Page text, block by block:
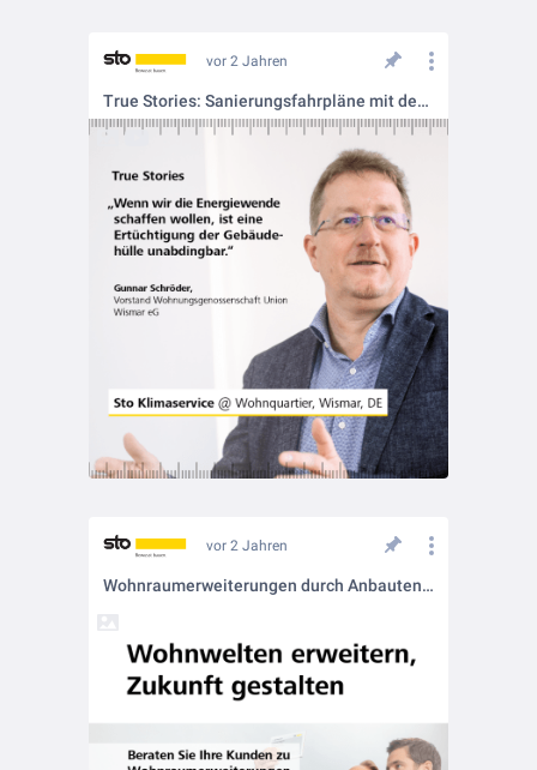
vor 2 Jahren
True Stories: Sanierungsfahrpläne mit dem Sto Klimaservice entwickeln 💪
vor 2 Jahren
Wohnraumerweiterungen durch Anbauten 🏡🏗️